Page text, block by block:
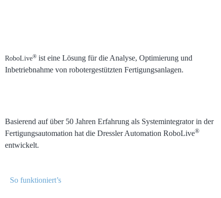
RoboLive® ist eine Lösung für die Analyse, Optimierung und
Inbetriebnahme von robotergestützten Fertigungsanlagen.
Basierend auf über 50 Jahren Erfahrung als Systemintegrator in der
Fertigungsautomation hat die Dressler Automation RoboLive®
entwickelt.
So funktioniert’s